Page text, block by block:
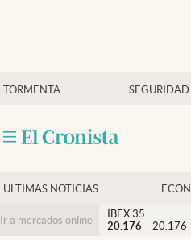
TORMENTA
Economía y finanzas
Criptomonedas
ULTIMAS NOTICIAS
Ir a mercados online
IBEX 35
20.176
20.176